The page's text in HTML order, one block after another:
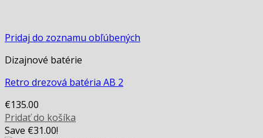
Pridaj do zoznamu obľúbených
Dizajnové batérie
Retro drezová batéria AB 2
€135.00
Pridať do košíka
Save €31.00!